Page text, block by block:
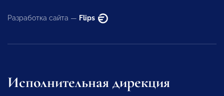
Разработка сайта — Flips
Исполнительная дирекция